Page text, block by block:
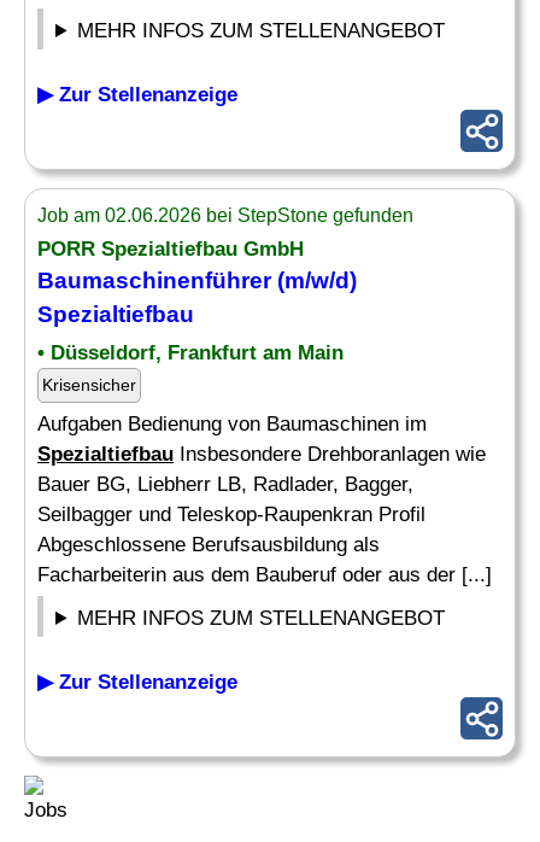
MEHR INFOS ZUM STELLENANGEBOT
▶ Zur Stellenanzeige
Job am 02.06.2026 bei StepStone gefunden
PORR Spezialtiefbau GmbH
Baumaschinenführer (m/w/d)
Spezialtiefbau
• Düsseldorf, Frankfurt am Main
Krisensicher
Aufgaben Bedienung von Baumaschinen im
Spezialtiefbau Insbesondere Drehboranlagen wie
Bauer BG, Liebherr LB, Radlader, Bagger,
Seilbagger und Teleskop-Raupenkran Profil
Abgeschlossene Berufsausbildung als
Facharbeiterin aus dem Bauberuf oder aus der [...]
MEHR INFOS ZUM STELLENANGEBOT
▶ Zur Stellenanzeige